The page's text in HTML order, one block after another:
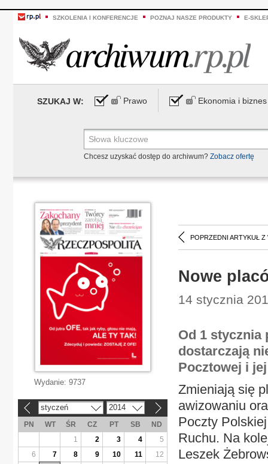
SZKOLENIA I KONFERENCJE POZNAJ NASZE PRODUKTY E-
SZUKAJ W: Prawo Ekonomia i biznes
Chcesz uzyskać dostęp do archiwum? Zobacz ofertę
POPRZEDNI ARTYKUŁ Z
Nowe
14 stycznia
Od 1 stycznia
dostarczają
Pocztowej i
Zmieniają się
awizowaniu
Poczty
Ruchu. Na
Leszek
Wydanie: 9737
styczeń 2014
PN WT ŚR CZ PT SB
ND
1
2 3 4
5
6
7 8 9 10 11
12